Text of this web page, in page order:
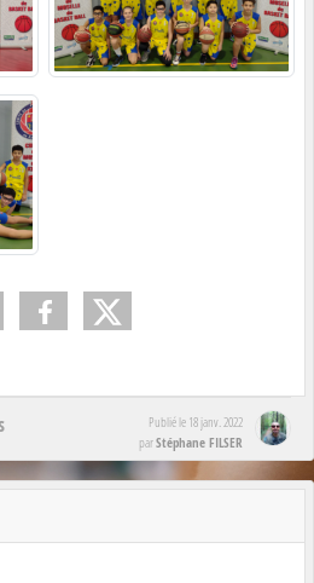
Publié le 18 janv. 2022
parStéphane FILSER